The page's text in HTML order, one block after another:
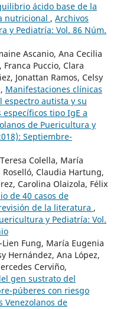
ácido base de la
nutricional , Archivos
y Pediatría: Vol. 86 Núm.
Ascanio, Ana Cecilia
Puccio, Clara
Jonattan Ramos, Celsy
Manifestaciones clínicas
espectro autista y su
tipo IgE a
de Puericultura y
Septiembre-
Colella, María
Claudia Hartung,
Carolina Olaizola, Félix
de 40 casos de
de la literatura ,
y Pediatría: Vol.
Fung, María Eugenia
Hernández, Ana López,
Cerviño,
gen sustrato del
púberes con riesgo
Venezolanos de